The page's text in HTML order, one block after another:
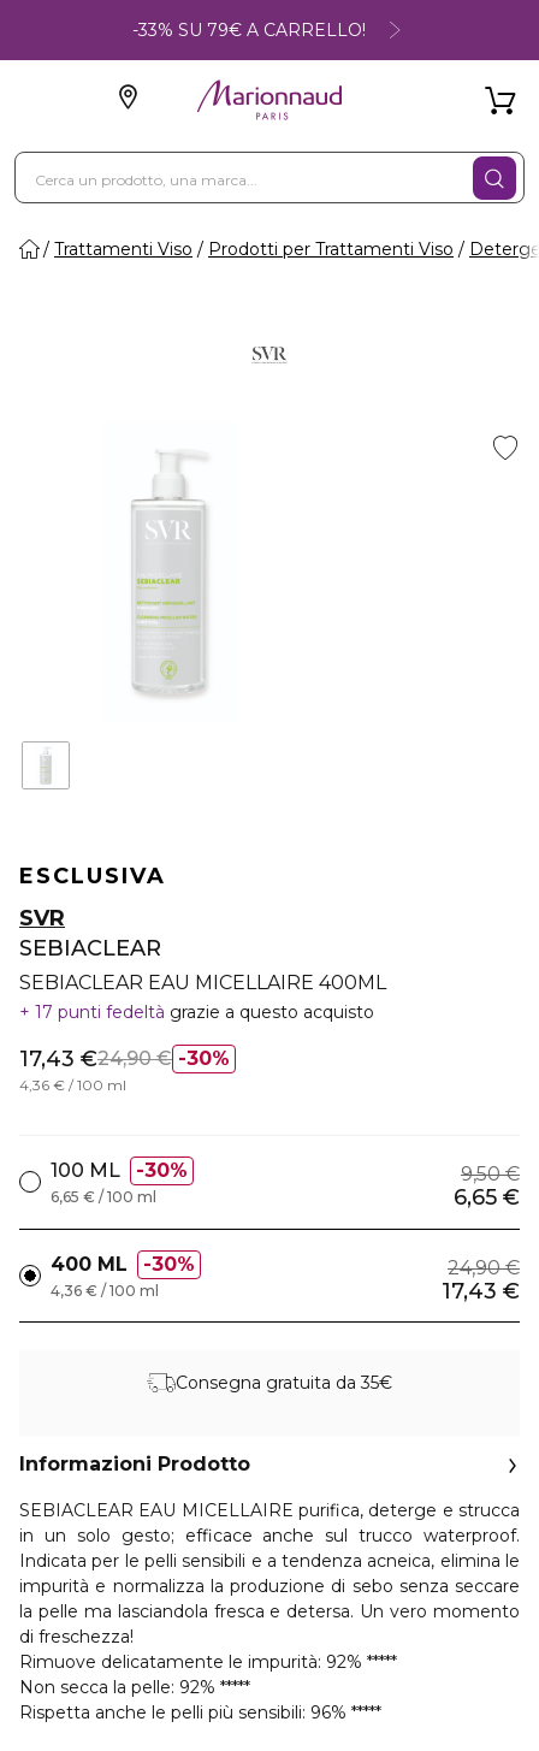
-33% SU 79€ A CARRELLO!
Trattamenti Viso Prodotti per Trattamenti Viso
ESCLUSIVA
SVR
SEBIACLEAR
SEBIACLEAR EAU MICELLAIRE 400ML
17 punti fedeltà grazie a questo acquisto
30%
17,43 €24,90 €
4,36 € / 100 ml
100 ML 30% 9,50 €
6,65 €
6,65 € / 100 ml
400 ML 30% 24,90 €
17,43 €
4,36 € / 100 ml
Consegna gratuita da 35€
Informazioni Prodotto
SEBIACLEAR EAU MICELLAIRE purifica, deterge e strucca
in un solo gesto; efficace anche sul trucco waterproof.
Indicata per le pelli sensibili e a tendenza acneica, elimina le
impurità e normalizza la produzione di sebo senza seccare
la pelle ma lasciandola fresca e detersa. Un vero momento
di freschezza!
Rimuove delicatamente le impurità: 92% *****
Non secca la pelle: 92% *****
Rispetta anche le pelli più sensibili: 96% *****